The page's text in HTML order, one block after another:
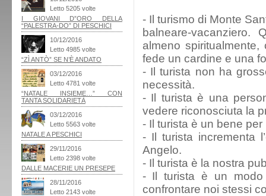
- Il turismo di Monte
balneare-
almeno
fede un cardine e una
- Il turista non ha
necessità.
- Il turista è una
vedere riconosciuta la
- Il turista è un bene per
- Il turista incrementa
Angelo.
- Il turista è la nostra
- Il turista è un
confrontare noi stessi